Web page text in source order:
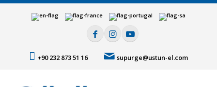
+90 232 873 51 16 supurge@ustun-el.com